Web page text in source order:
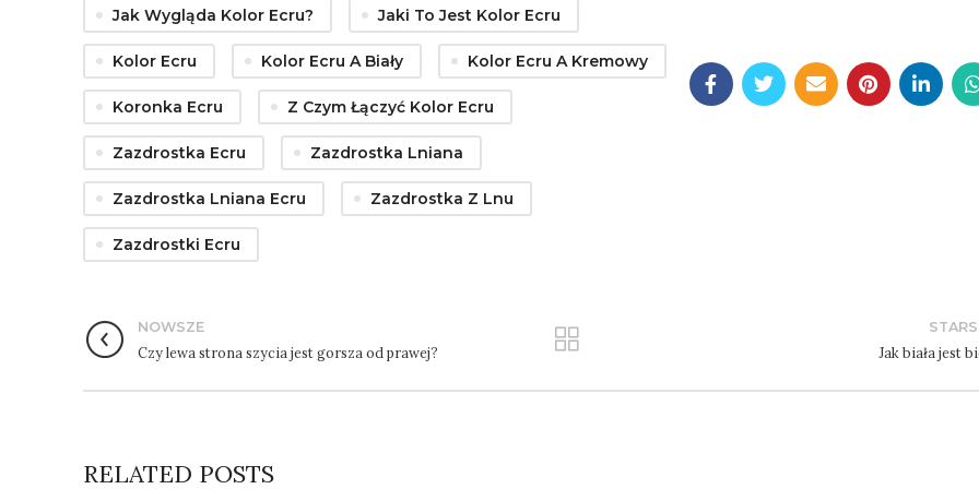
Jak Wygląda Kolor Ecru? Jaki To Jest Kolor Ecru
Kolor Ecru Kolor Ecru A Biały Kolor Ecru A Kremowy
Koronka Ecru Z Czym Łączyć Kolor Ecru
Zazdrostka Ecru Zazdrostka Lniana
Zazdrostka Lniana Ecru Zazdrostka Z Lnu
Zazdrostki Ecru
NOWSZE
Czy lewa strona szycia jest gorsza od prawej? Jak biała jest
RELATED POSTS